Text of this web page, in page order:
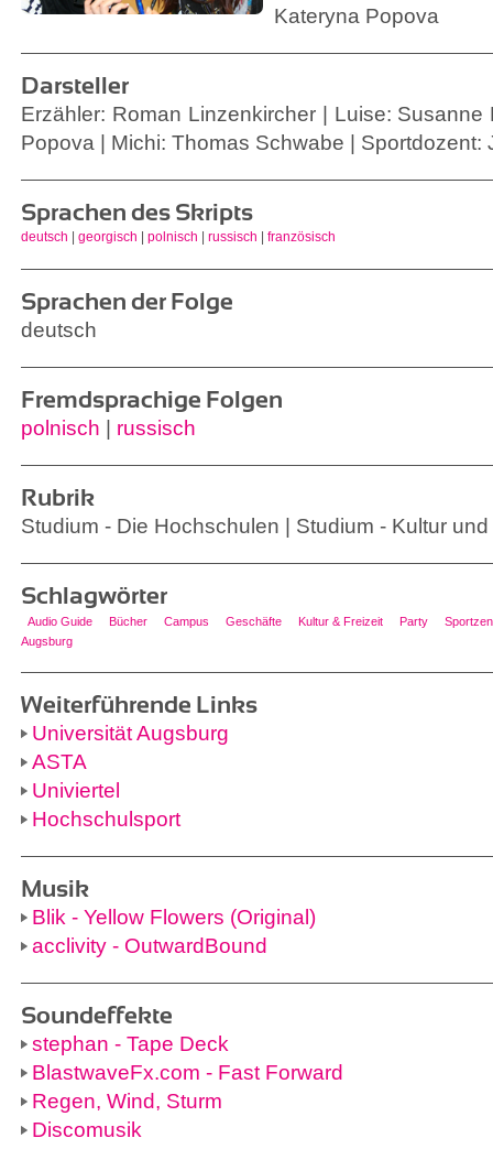
Kateryna Popova
Darsteller
Erzähler: Roman Linzenkircher | Luise: Susanne
Popova | Michi: Thomas Schwabe | Sportdozent:
Sprachen des Skripts
deutsch georgisch polnisch russisch französisch
Sprachen der Folge
deutsch
Fremdsprachige Folgen
polnisch russisch
Rubrik
Studium - Die Hochschulen | Studium - Kultur
Schlagwörter
Audio Guide Bücher Campus Geschäfte Kultur & Freizeit Party
Augsburg
Weiterführende Links
Universität Augsburg
ASTA
Univiertel
Hochschulsport
Musik
Blik - Yellow Flowers (Original)
acclivity - OutwardBound
Soundeffekte
stephan - Tape Deck
BlastwaveFx.com - Fast Forward
Regen, Wind, Sturm
Discomusik